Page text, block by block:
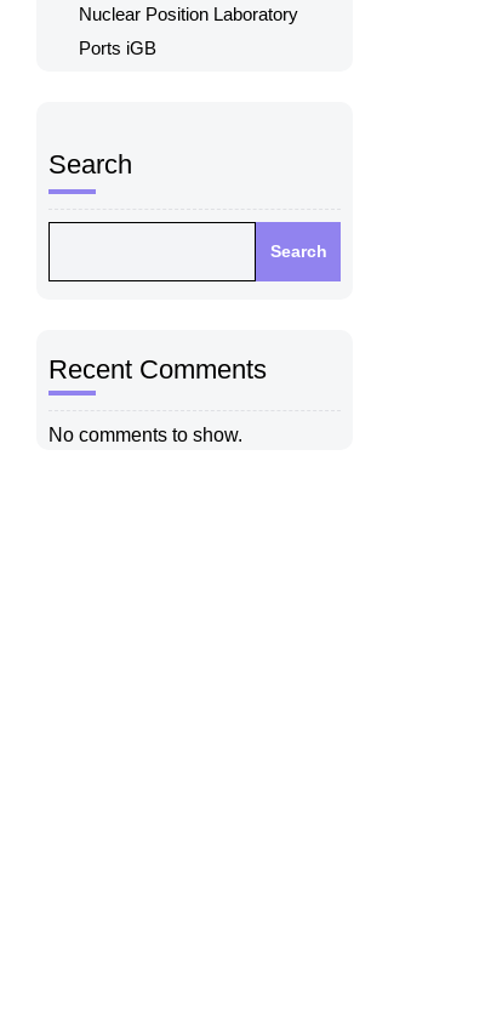
Nuclear Position Laboratory
Ports iGB
Search
Search
Recent Comments
No comments to show.